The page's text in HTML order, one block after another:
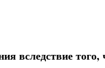
вследствие того,